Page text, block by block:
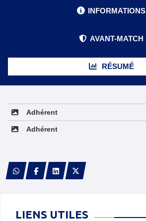
INFORMATIONS
AVANT-MATCH
RÉSUMÉ
Adhérent
Adhérent
LIENS UTILES